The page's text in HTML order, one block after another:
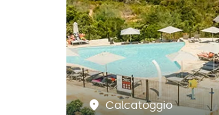
Calcatoggio